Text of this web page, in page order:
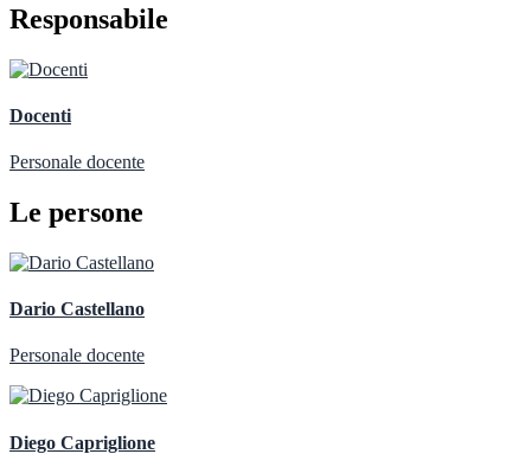
Responsabile
Docenti
Personale docente
Le persone
Dario Castellano
Personale docente
Diego Capriglione